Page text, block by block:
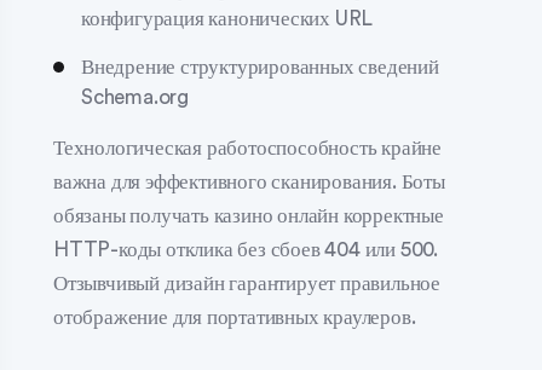
конфигурация канонических URL
Внедрение структурированных сведений
Schema.org
Технологическая работоспособность крайне
важна для эффективного сканирования. Боты
обязаны получать казино онлайн корректные
HTTP-коды отклика без сбоев 404 или 500.
Отзывчивый дизайн гарантирует правильное
отображение для портативных краулеров.